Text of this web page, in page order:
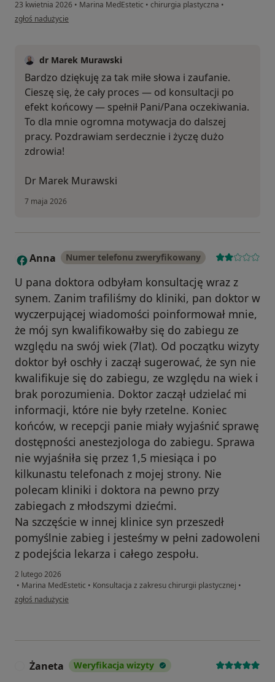
23 kwietnia 2026 • Marina MedEstetic • chirurgia plastyczna •
w opinii użytkownika NK
zgłoś nadużycie
dr Marek Murawski
Bardzo dziękuję za tak miłe słowa i zaufanie.
Cieszę się, że cały proces — od konsultacji po
efekt końcowy — spełnił Pani/Pana oczekiwania.
To dla mnie ogromna motywacja do dalszej
pracy. Pozdrawiam serdecznie i życzę dużo
zdrowia!
Dr Marek Murawski
7 maja 2026
A Anna Numer telefonu zweryfikowany
U pana doktora odbyłam konsultację wraz z
synem. Zanim trafiliśmy do kliniki, pan doktor w
wyczerpującej wiadomości poinformował mnie,
że mój syn kwalifikowałby się do zabiegu ze
względu na swój wiek (7lat). Od początku wizyty
doktor był oschły i zaczął sugerować, że syn nie
kwalifikuje się do zabiegu, ze względu na wiek i
brak porozumienia. Doktor zaczął udzielać mi
informacji, które nie były rzetelne. Koniec
końców, w recepcji panie miały wyjaśnić sprawę
dostępności anestezjologa do zabiegu. Sprawa
nie wyjaśniła się przez 1,5 miesiąca i po
kilkunastu telefonach z mojej strony. Nie
polecam kliniki i doktora na pewno przy
zabiegach z młodszymi dziećmi.
Na szczęście w innej klinice syn przeszedł
pomyślnie zabieg i jesteśmy w pełni zadowoleni
z podejścia lekarza i całego zespołu.
2 lutego 2026
• Marina MedEstetic • Konsultacja z zakresu chirurgii plastycznej •
w opinii użytkownika Anna
zgłoś nadużycie
Żaneta Weryfikacja wizyty